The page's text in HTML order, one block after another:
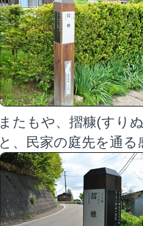
またもや、摺糠(すり
と、民家の庭先を通